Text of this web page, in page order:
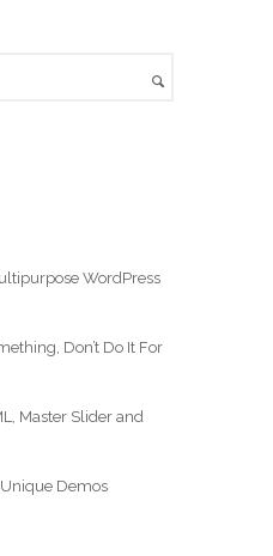
WordPress
Don’t Do It For
Master Slider and
Demos